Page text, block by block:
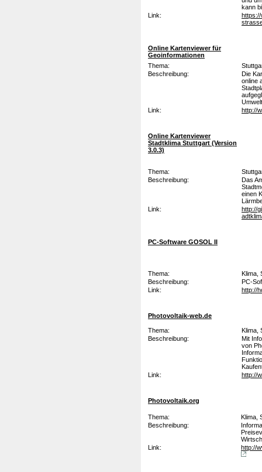
kann
Link:
Online Kartenviewer für
Geoinformationen
Thema:
Beschreibung:
Die
online
Link:
http://
Online Kartenviewer
Stadtklima Stuttgart (Version
3.0.3)
Thema:
Beschreibung:
Das
einen
Link:
http://
PC-Software GOSOL II
Thema:
Klima,
Beschreibung:
PC-
Link:
http://
Photovoltaik-web.de
Thema:
Klima,
Beschreibung:
Mit
von
Link:
http://
Photovoltaik.org
Thema:
Klima,
Beschreibung:
Link:
http://